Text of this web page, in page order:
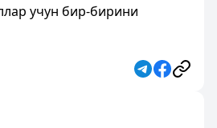
учун бир-бирини